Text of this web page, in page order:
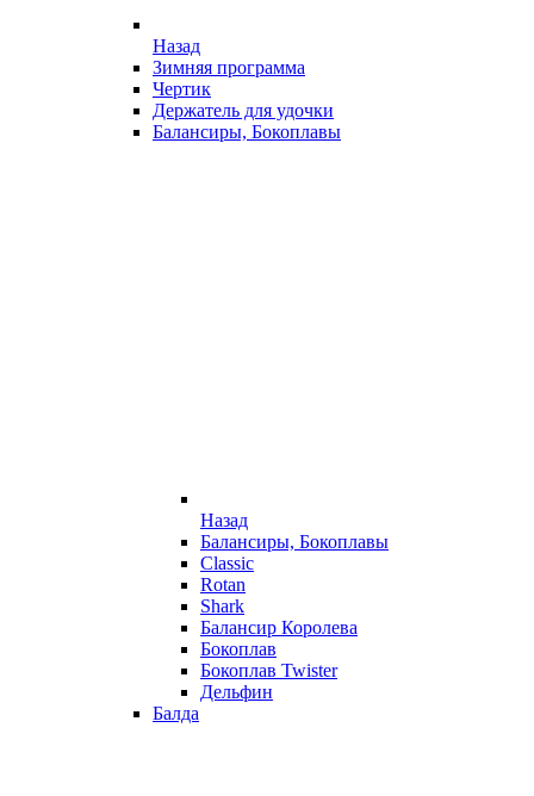
Назад
Зимняя программа
Чертик
Держатель для удочки
Балансиры, Бокоплавы
Назад
Балансиры, Бокоплавы
Classic
Rotan
Shark
Балансир Королева
Бокоплав
Бокоплав Twister
Дельфин
Балда